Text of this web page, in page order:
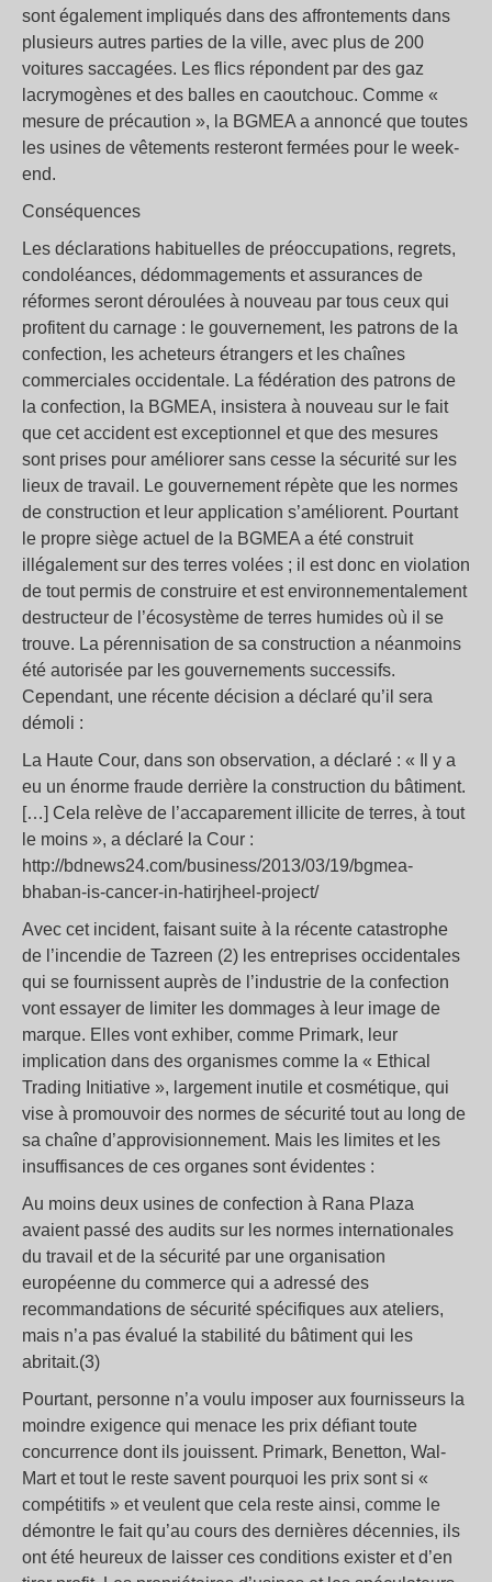
sont également impliqués dans des affrontements dans
plusieurs autres parties de la ville, avec plus de 200
voitures saccagées. Les flics répondent par des gaz
lacrymogènes et des balles en caoutchouc. Comme «
mesure de précaution », la BGMEA a annoncé que toutes
les usines de vêtements resteront fermées pour le week-
end.
Conséquences
Les déclarations habituelles de préoccupations, regrets,
condoléances, dédommagements et assurances de
réformes seront déroulées à nouveau par tous ceux qui
profitent du carnage : le gouvernement, les patrons de la
confection, les acheteurs étrangers et les chaînes
commerciales occidentale. La fédération des patrons de
la confection, la BGMEA, insistera à nouveau sur le fait
que cet accident est exceptionnel et que des mesures
sont prises pour améliorer sans cesse la sécurité sur les
lieux de travail. Le gouvernement répète que les normes
de construction et leur application s’améliorent. Pourtant
le propre siège actuel de la BGMEA a été construit
illégalement sur des terres volées ; il est donc en violation
de tout permis de construire et est environnementalement
destructeur de l’écosystème de terres humides où il se
trouve. La pérennisation de sa construction a néanmoins
été autorisée par les gouvernements successifs.
Cependant, une récente décision a déclaré qu’il sera
démoli :
La Haute Cour, dans son observation, a déclaré : « Il y a
eu un énorme fraude derrière la construction du bâtiment.
[…] Cela relève de l’accaparement illicite de terres, à tout
le moins », a déclaré la Cour :
http://bdnews24.com/business/2013/03/19/bgmea-
bhaban-is-cancer-in-hatirjheel-project/
Avec cet incident, faisant suite à la récente catastrophe
de l’incendie de Tazreen (2) les entreprises occidentales
qui se fournissent auprès de l’industrie de la confection
vont essayer de limiter les dommages à leur image de
marque. Elles vont exhiber, comme Primark, leur
implication dans des organismes comme la « Ethical
Trading Initiative », largement inutile et cosmétique, qui
vise à promouvoir des normes de sécurité tout au long de
sa chaîne d’approvisionnement. Mais les limites et les
insuffisances de ces organes sont évidentes :
Au moins deux usines de confection à Rana Plaza
avaient passé des audits sur les normes internationales
du travail et de la sécurité par une organisation
européenne du commerce qui a adressé des
recommandations de sécurité spécifiques aux ateliers,
mais n’a pas évalué la stabilité du bâtiment qui les
abritait.(3)
Pourtant, personne n’a voulu imposer aux fournisseurs la
moindre exigence qui menace les prix défiant toute
concurrence dont ils jouissent. Primark, Benetton, Wal-
Mart et tout le reste savent pourquoi les prix sont si «
compétitifs » et veulent que cela reste ainsi, comme le
démontre le fait qu’au cours des dernières décennies, ils
ont été heureux de laisser ces conditions exister et d’en